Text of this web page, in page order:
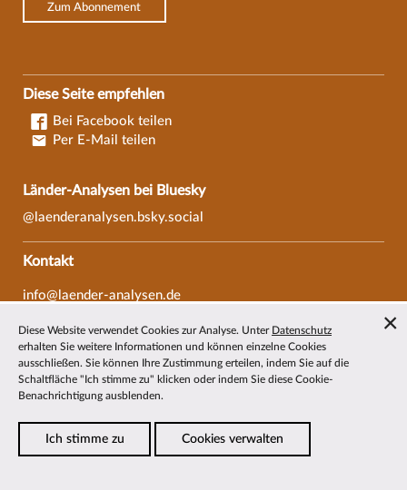
Zum Abonnement
Diese Seite empfehlen
Bei Facebook teilen
Per E-Mail teilen
Länder-Analysen bei Bluesky
@laenderanalysen.bsky.social
Kontakt
info@laender-analysen.de
Fax: 0421/218-69607
Redaktionen
Wissenschaftliche Beiräte
Über die Länder-Analysen
Diese Website verwendet Cookies zur Analyse. Unter Datenschutz
erhalten Sie weitere Informationen und können einzelne Cookies
ausschließen. Sie können Ihre Zustimmung erteilen, indem Sie auf die
Schaltfläche "Ich stimme zu" klicken oder indem Sie diese Cookie-
Benachrichtigung ausblenden.
Ich stimme zu Cookies verwalten